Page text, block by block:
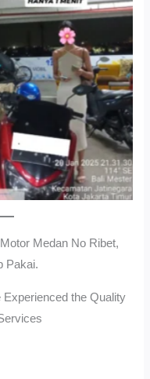
Cityplaza Jatinegara
Parkir P6ASewa
Medan Sunggal No
Proses Kilat, Siap
Pakai.
Medan No Ribet,
Pakai.
Experienced the Quality